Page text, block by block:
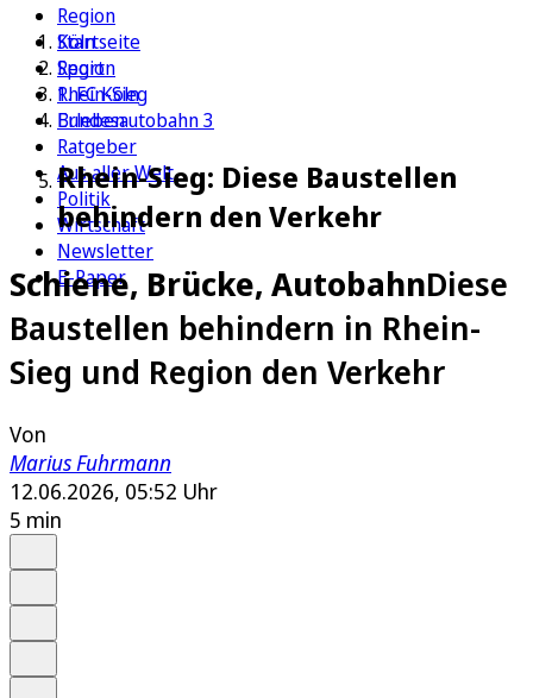
Region
Köln
Sport
1. FC Köln
Erleben
Ratgeber
Aus aller Welt
Politik
Wirtschaft
Newsletter
E-Paper
Startseite
Region
Rhein-Sieg
Bundesautobahn 3
Rhein-Sieg: Diese Baustellen
behindern den Verkehr
Schiene, Brücke, AutobahnDiese
Baustellen behindern in Rhein-
Sieg und Region den Verkehr
Von
Marius Fuhrmann
12.06.2026, 05:52 Uhr
5 min